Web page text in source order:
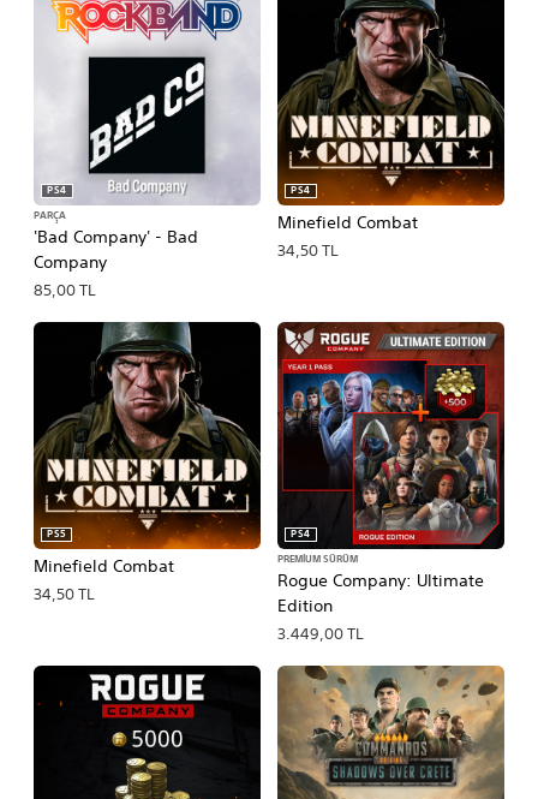
'Bad Company' - Bad
Company
PS4
PARÇA
85,00 TL
Minefield Combat
PS4
34,50 TL
Minefield Combat
PS5
34,50 TL
Rogue Company: Ultimate
Edition
PS4
PREMIUM SÜRÜM
3.449,00 TL